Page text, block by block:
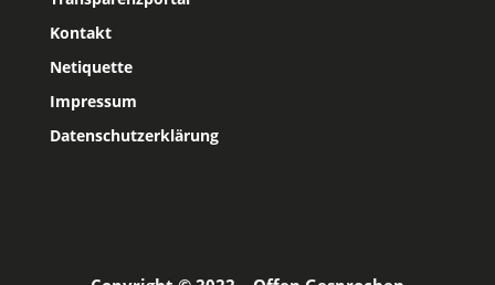
Kontakt
Netiquette
Impressum
Datenschutzerklärung